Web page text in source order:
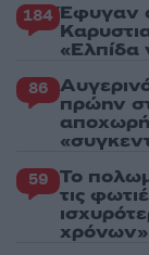
184 Έφυγαν
«Ελπίδα
86
πρώην
59 Το
τις
χρόνων»